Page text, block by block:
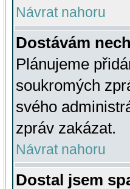
Návrat nahoru
Dostávám
Plánujeme
soukromých
svého
zpráv zakázat.
Návrat nahoru
Dostal jsem